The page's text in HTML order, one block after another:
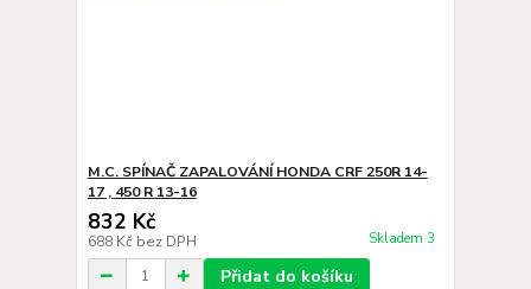
M.C. SPÍNAČ ZAPALOVÁNÍ HONDA CRF 250R 14-
17 , 450 R 13-16
832 Kč
688 Kč bez DPH Skladem 3
Přidat do košíku